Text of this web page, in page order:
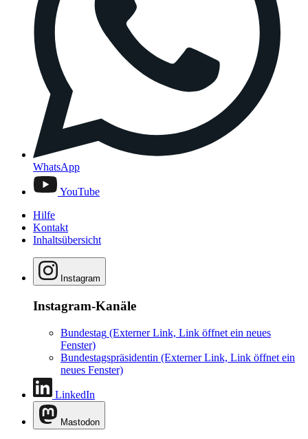
WhatsApp
YouTube
Hilfe
Kontakt
Inhaltsübersicht
Instagram
Instagram-Kanäle
Bundestag (Externer Link, Link öffnet ein neues
Fenster)
Bundestagspräsidentin (Externer Link, Link öffnet ein
neues Fenster)
LinkedIn
Mastodon